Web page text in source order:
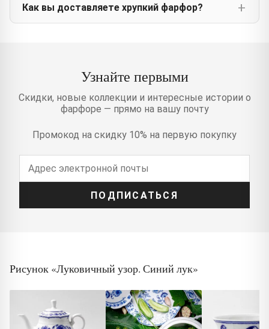
Как вы доставляете хрупкий фарфор?
Узнайте первыми
Скидки, новые коллекции и интересные истории о
фарфоре — прямо на вашу почту
Промокод на скидку 10% на первую покупку
ПОДПИСАТЬСЯ
Рисунок «Луковичный узор. Синий лук»